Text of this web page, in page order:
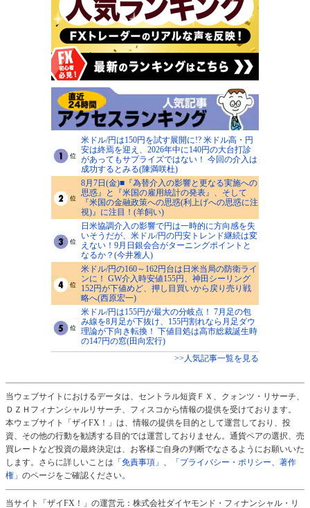
米ドル/円は150円を試す展開に!? 米ドル高・円
安は終焉を迎え、2026年中に140円の大台打診
があってもサプライズではない！ 今回の介入は
成功するとみる(陳満咲杜)
8月7日(金)■『為替介入の影響と更なる実施への
思惑』と『米国の雇用統計の発表』、そして
『米国の金融政策への思惑(利上げへの思惑に注
視)』に注目！(羊飼い)
日米協調介入の影響で円は一時的に方向感を失
いそうだが、米ドル/円の円安トレンド継続は変
えない！9月日銀会合がターニングポイントと
なるか？(今井雅人)
米ドル/円の160～162円台は日米当局の防衛ライ
ンに！ GW介入時安値155円、神田シーリング
152円が下値めど、押し目買いから戻り売り戦
略へ(西原宏一)
米ドル/円は155円が最大の分岐点！ 7月足の包
み線を8月足が下抜け、155円割れなら月足ダウ
理論が下向き転換！ 下値目処は高市総裁誕生時
の147円の窓(田向宏行)
>>人気記事一覧を見る
当ウェブサイトにおけるデータは、セントラル短資ＦＸ、クォンツ・リサーチ、
ＤＺＨフィナンシャルリサーチ、フィスコから情報の提供を受けております。
本ウェブサイト「ザイFX！」は、情報の提供を目的として運営しており、投
資、その他の行動を勧誘する目的では運営しておりません。通貨ペアの選択、売
買レートなど投資の最終決定は、お客様ご自身の判断でなさるようにお願いいた
します。さらに詳しいことは 「免責事項」 、
「プライバシー・ポリシー、著作
権」 のページをご確認ください。
当サイト「ザイFX！」の運営元：株式会社ダイヤモンド・フィナンシャル・リ